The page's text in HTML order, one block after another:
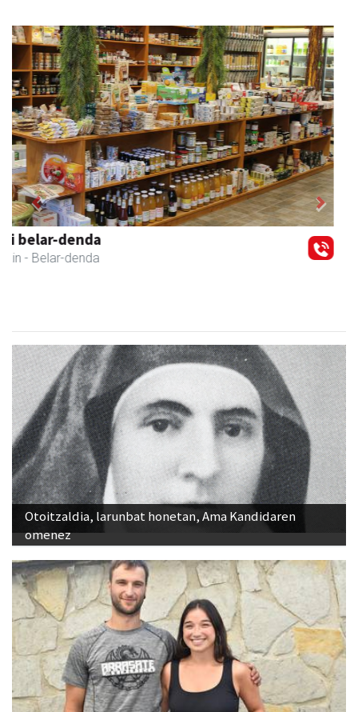
Hiru Jatetxea
Andoain - Tabernak
Previous Next
Otoitzaldia, larunbat honetan, Ama Kandidaren
omenez